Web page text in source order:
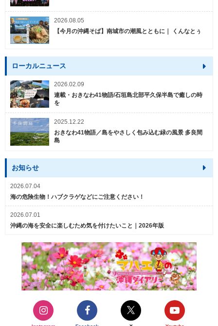
2026.08.05
【今月の沖縄そば】南城市の潮風とともに｜ くんなとぅ
ローカルニュース
2026.02.09
連載・おきなわ41物語/石垣島北部平久保半島で癒しの時
を
2025.12.22
おきなわ41物語／島をやさしく包み込む緑の風景 多良間
島
お知らせ
2026.07.04
海の危険生物！ハブクラゲなどにご注意ください！
2026.07.01
沖縄の海を安全に楽しむため気を付けたいこと｜2026年版